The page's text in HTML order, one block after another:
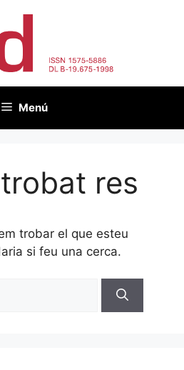
Menú
res
trobar el que esteu
si feu una cerca.